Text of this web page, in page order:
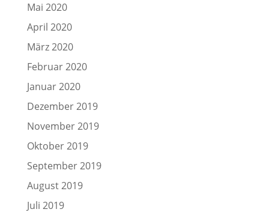
Mai 2020
April 2020
März 2020
Februar 2020
Januar 2020
Dezember 2019
November 2019
Oktober 2019
September 2019
August 2019
Juli 2019